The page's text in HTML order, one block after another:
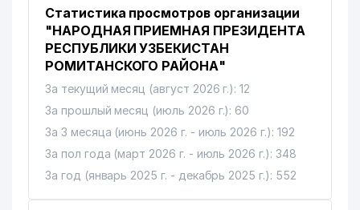
Статистика просмотров организации
"НАРОДНАЯ ПРИЕМНАЯ ПРЕЗИДЕНТА
РЕСПУБЛИКИ УЗБЕКИСТАН
РОМИТАНСКОГО РАЙОНА"
За текущий месяц (август 2026 г.): 12
За прошлый месяц (июль 2026 г.): 60
За 3 месяца (июнь 2026 г. - июль 2026 г.): 192
За пол года (март 2026 г. - июль 2026 г.): 348
За год (январь 2025 г. - декабрь 2025 г.): 552